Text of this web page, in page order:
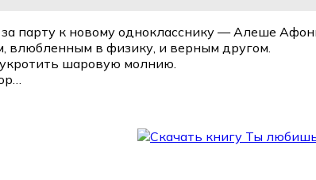
парту к новому однокласснику — Алеше
влюбленным в физику, и верным другом.
шаровую молнию.